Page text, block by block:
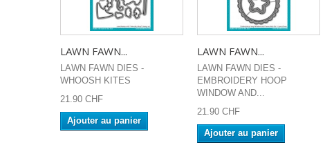
LAWN FAWN...
LAWN FAWN DIES -
WHOOSH KITES
21.90 CHF
Ajouter au panier
LAWN FAWN...
LAWN FAWN DIES -
EMBROIDERY HOOP
WINDOW AND...
21.90 CHF
Ajouter au panier